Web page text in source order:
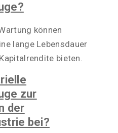
können
lange Lebensdauer
bieten.
zur
der
bei?